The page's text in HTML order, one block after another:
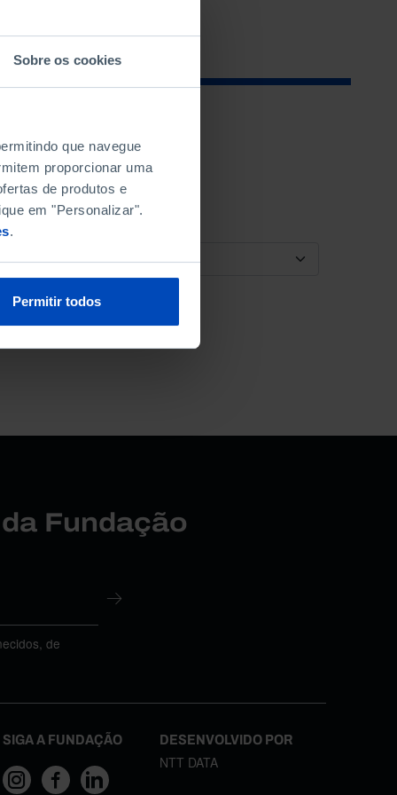
Sobre os cookies
que navegue
proporcionar uma
de produtos e
em "Personalizar".
.
Permitir todos
ORDENAR POR
Fundação
de
SIGA A FUNDAÇÃO DESENVOLVIDO POR
NTT DATA